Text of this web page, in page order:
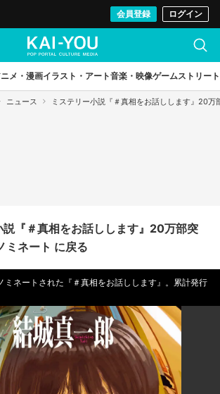
会員登録 ログイン
メ・漫画イラスト・アート音楽・映像ゲームストリート
ニュース ミステリー小説『＃真相をお話しします』20
説『＃真相をお話しします』20万部突
ネート に戻る
ミネートされた『＃真相をお話しします』。累計発行